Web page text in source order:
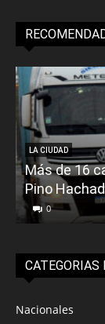
LA CIUDAD
Más de 16
Pino
0
CATEGORIAS
Nacionales